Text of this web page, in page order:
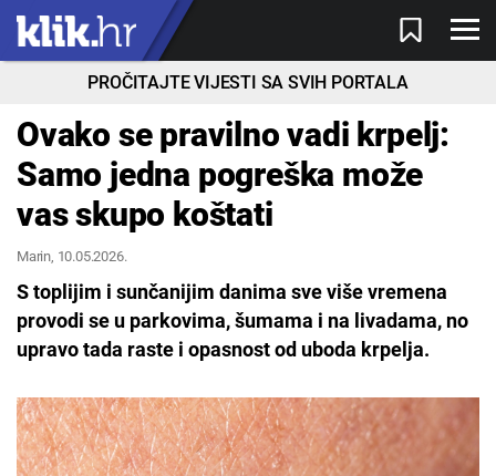
PROČITAJTE VIJESTI SA SVIH PORTALA
Ovako se pravilno vadi krpelj:
Samo jedna pogreška može
vas skupo koštati
Marin, 10.05.2026.
S toplijim i sunčanijim danima sve više vremena
provodi se u parkovima, šumama i na livadama, no
upravo tada raste i opasnost od uboda krpelja.